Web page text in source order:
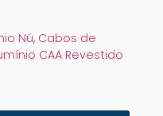
Nú, Cabos de
CAA Revestido